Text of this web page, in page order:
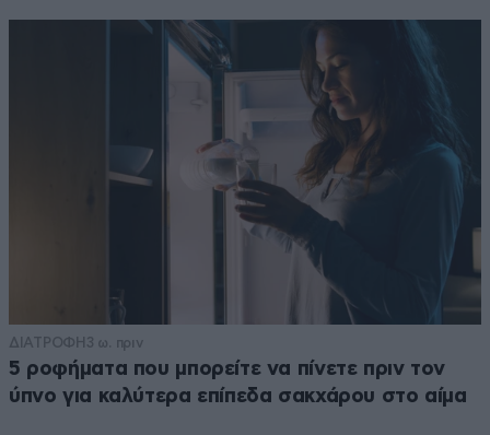
ΔΙΑΤΡΟΦΗ 3 ω. πριν
5 ροφήματα που μπορείτε να πίνετε πριν τον
ύπνο για καλύτερα επίπεδα σακχάρου στο αίμα